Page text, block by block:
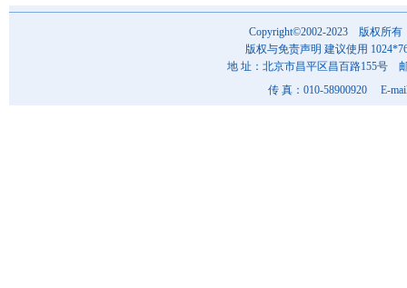
Copyright©2002-2023 版权所有
版权与免责声明 建议使用
地 址：北京市昌平区昌百路155号
传 真：010-58900920 E-